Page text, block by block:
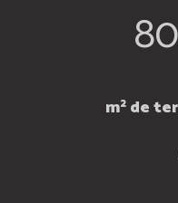
m² de